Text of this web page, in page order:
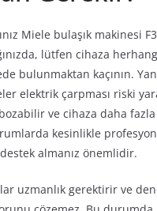
Miele bulaşık makinesi
lütfen cihaza
bulunmaktan kaçının.
elektrik çarpması riski
ve cihaza daha
kesinlikle
almanız önemlidir.
uzmanlık gerektirir ve